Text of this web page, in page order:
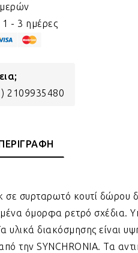
- 3 ημέρες
2109935480
συρταρωτό κουτί δώρου
όμορφα ρετρό σχέδια.
υλικά διακόσμησης είναι
την SYNCHRONIA. Τα